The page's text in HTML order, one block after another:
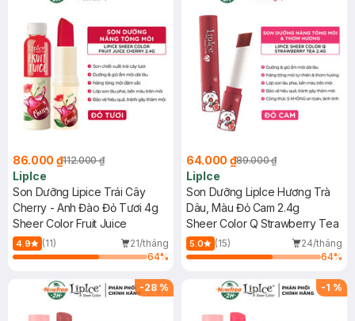
86.000 ₫112.000 ₫
LipIce
Son Dưỡng Lipice Trái Cây
Cherry - Anh Đào Đỏ Tươi 4g
Sheer Color Fruit Juice
4.9 (11)
21/tháng
64%
64.000 ₫89.000 ₫
LipIce
Son Dưỡng LipIce Hương Trà
Dâu, Màu Đỏ Cam 2.4g
Sheer Color Q Strawberry Tea
5.0 (15)
24/tháng
64%
-28 % -1 %